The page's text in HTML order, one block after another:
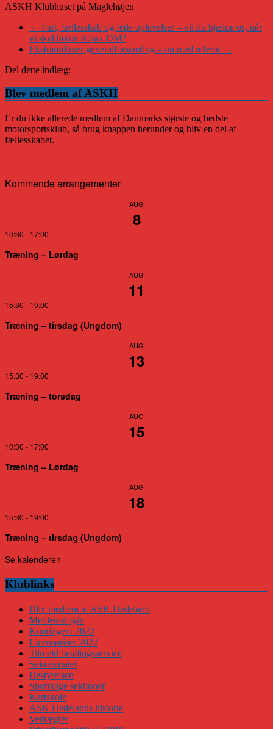
ASKH Klubhuset på Maglehøjen
← Fart, fællesskab og fede oplevelser – vil du hjælpe os, når
vi skal holde Rotax DM?
Ekstraordinær generalforsamling – nu med referat →
Del dette indlæg:
Blev medlem af ASKH
Er du ikke allerede medlem af Danmarks største og bedste
motorsportsklub, så brug knappen herunder og bliv en del af
fællesskabet.
Kommende arrangementer
AUG
8
10:30 - 17:00
Træning – Lørdag
AUG
11
15:30 - 19:00
Træning – tirsdag (Ungdom)
AUG
13
15:30 - 19:00
Træning – torsdag
AUG
15
10:30 - 17:00
Træning – Lørdag
AUG
18
15:30 - 19:00
Træning – tirsdag (Ungdom)
Se kalenderen
Klublinks
Bliv medlem af ASK Hedeland
Medlemslogin
Kontingent 2022
Licenspriser 2022
Tilmeld betalingsservice
Sekretariatet
Bestyrelsen
Sportslige sektioner
Kartskole
ASK Hedelands historie
Vedtægter